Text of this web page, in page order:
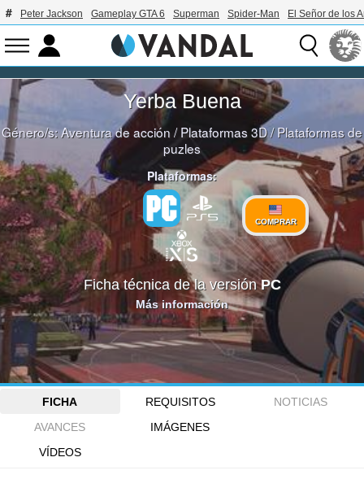
Peter Jackson Gameplay GTA 6 Superman Spider-Man El Señor de los
Yerba Buena
Género/s:Aventura de acción /Plataformas 3D/Plataformas de
puzles
Plataformas:
COMPRAR
Ficha técnica de la versiónPC
Más información
FICHA REQUISITOS
NOTICIAS
AVANCES
IMÁGENES
VÍDEOS